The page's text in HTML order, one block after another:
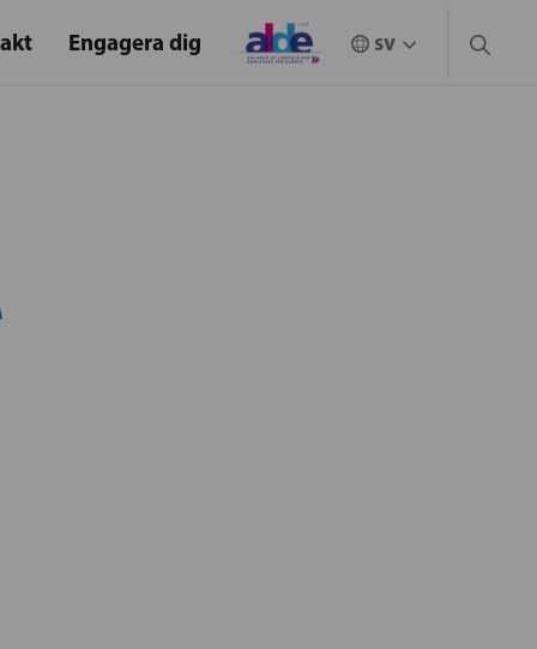
Engagera dig